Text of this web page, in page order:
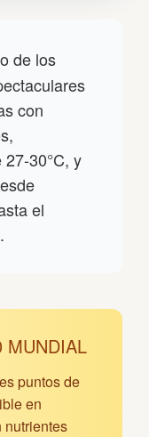
de los
con
30°C, y
el
MUNDIAL
puntos de
en
nutrientes